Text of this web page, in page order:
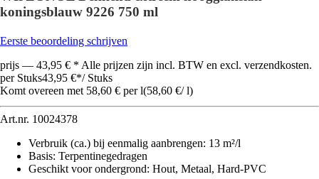
koningsblauw 9226 750 ml
Eerste beoordeling schrijven
prijs — 43,95 € * Alle prijzen zijn incl. BTW en excl. verzendkosten.
per Stuks43,95 €*/ Stuks
Komt overeen met 58,60 € per l(58,60 €/ l)
Art.nr. 10024378
Verbruik (ca.) bij eenmalig aanbrengen: 13 m²/l
Basis: Terpentinegedragen
Geschikt voor ondergrond: Hout, Metaal, Hard-PVC